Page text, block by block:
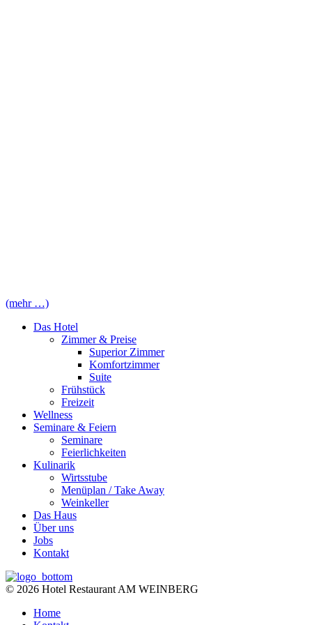
(mehr …)
Das Hotel
Zimmer & Preise
Superior Zimmer
Komfortzimmer
Suite
Frühstück
Freizeit
Wellness
Seminare & Feiern
Seminare
Feierlichkeiten
Kulinarik
Wirtsstube
Menüplan / Take Away
Weinkeller
Das Haus
Über uns
Jobs
Kontakt
© 2026 Hotel Restaurant AM WEINBERG
Home